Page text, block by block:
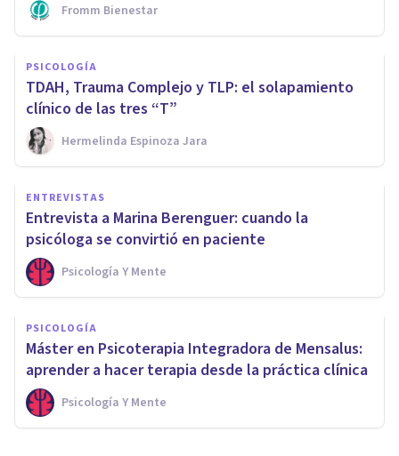
Fromm Bienestar
PSICOLOGÍA
TDAH, Trauma Complejo y TLP: el solapamiento
clínico de las tres “T”
Hermelinda Espinoza Jara
ENTREVISTAS
Entrevista a Marina Berenguer: cuando la
psicóloga se convirtió en paciente
Psicología Y Mente
PSICOLOGÍA
Máster en Psicoterapia Integradora de Mensalus:
aprender a hacer terapia desde la práctica clínica
Psicología Y Mente